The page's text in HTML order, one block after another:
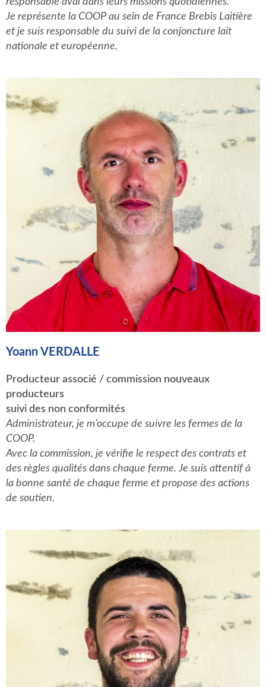
Je représente la COOP au sein de France Brebis Laitière
et je suis responsable du suivi de la conjoncture lait
nationale et européenne.
Yoann VERDALLE
Producteur associé / commission nouveaux
producteurs
suivi des non conformités
Administrateur, je m’occupe de suivre les fermes de la
COOP.
Avec la commission, je vérifie le respect des contrats et
des règles qualités dans chaque ferme. Je suis attentif à
la bonne santé de chaque ferme et propose des actions
de soutien.